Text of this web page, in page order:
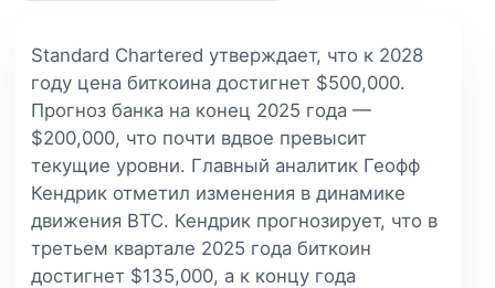
Standard Chartered утверждает, что к 2028
году цена биткоина достигнет $500,000.
Прогноз банка на конец 2025 года —
$200,000, что почти вдвое превысит
текущие уровни. Главный аналитик Геофф
Кендрик отметил изменения в динамике
движения BTC. Кендрик прогнозирует, что в
третьем квартале 2025 года биткоин
достигнет $135,000, а к концу года